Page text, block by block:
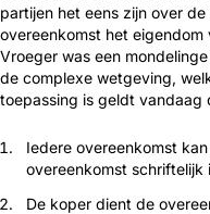
partijen het eens zijn over
overeenkomst het
Vroeger was een
de complexe wetgeving,
toepas­sing is geldt van­daag
Iedere overeenkomst
overeenkomst schriftelijk
De koper dient de